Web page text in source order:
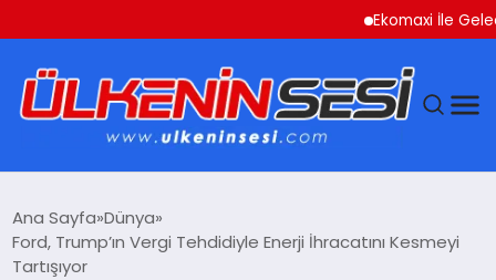
Ekomaxi İle
EKONOMI
Ana Sayfa Dünya
Ford, Trump’ın Vergi Tehdidiyle Enerji İhracatını Kesmeyi
Tartışıyor